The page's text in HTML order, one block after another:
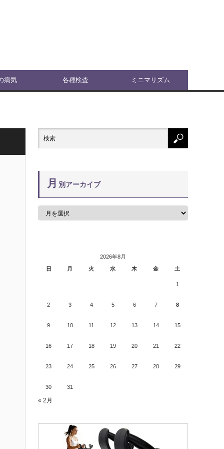
病気 各種検査 ミニマリズム
月 別アーカイブ
2026年8月
日
月 火 水 木 金 土
1
2 3 4 5 6 7 8
9 10 11 12 13 14 15
16 17 18 19 20 21 22
23 24 25 26 27 28 29
30 31
« 2月